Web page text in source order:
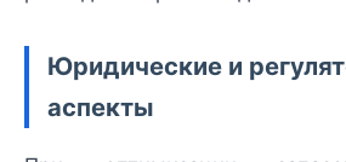
Юридические и
аспекты